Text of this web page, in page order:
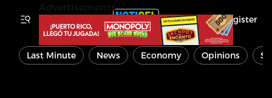
Register
Last Minute News Economy Opinions
Advertisements